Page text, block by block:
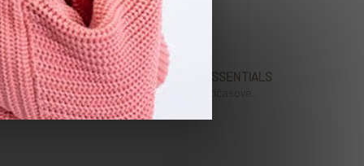
EVERYDAY ESSENTIALS
Pohodlné. Nadčasové.